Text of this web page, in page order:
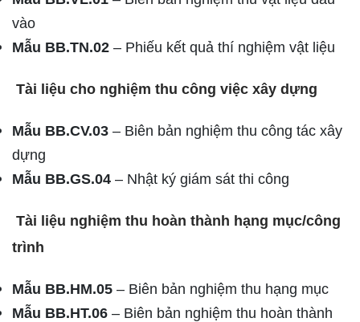
vào
Mẫu BB.TN.02 – Phiếu kết quả thí nghiệm vật liệu
Tài liệu cho nghiệm thu công việc xây dựng
Mẫu BB.CV.03 – Biên bản nghiệm thu công tác xây
dựng
Mẫu BB.GS.04 – Nhật ký giám sát thi công
Tài liệu nghiệm thu hoàn thành hạng mục/công
trình
Mẫu BB.HM.05 – Biên bản nghiệm thu hạng mục
Mẫu BB.HT.06 – Biên bản nghiệm thu hoàn thành